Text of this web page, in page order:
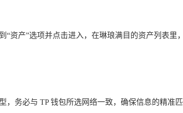
“资产”选项并点击进入，在琳琅满目的资产列表
，务必与 TP 钱包所选网络一致，确保信息的精